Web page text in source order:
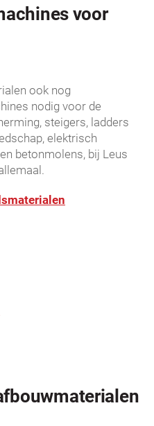
voor
ook nog
nodig voor de
steigers, ladders
elektrisch
betonmolens, bij Leus